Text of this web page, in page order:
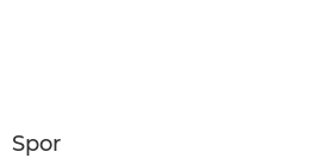
Spor